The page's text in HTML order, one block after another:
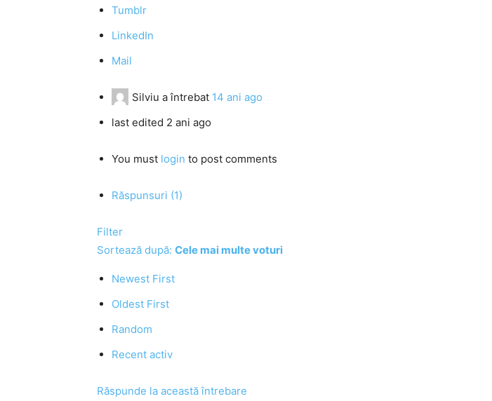
Tumblr
LinkedIn
Mail
Silviu a întrebat 14 ani ago
last edited 2 ani ago
You must login to post comments
Răspunsuri (1)
Filter
Sortează după: Cele mai multe voturi
Newest First
Oldest First
Random
Recent activ
Răspunde la această întrebare